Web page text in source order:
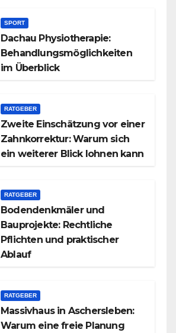
SPORT
Dachau Physiotherapie:
Behandlungsmöglichkeiten
im Überblick
RATGEBER
Zweite Einschätzung vor einer
Zahnkorrektur: Warum sich
ein weiterer Blick lohnen kann
RATGEBER
Bodendenkmäler und
Bauprojekte: Rechtliche
Pflichten und praktischer
Ablauf
RATGEBER
Massivhaus in Aschersleben:
Warum eine freie Planung